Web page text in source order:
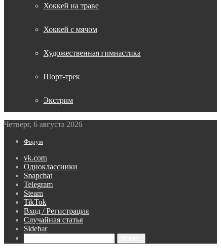
Хоккей на траве
Хоккей с мячом
Художественная гимнастика
Шорт-трек
Экстрим
Четверг, 6 августа 2026
Форум
vk.com
Одноклассники
Snapchat
Telegram
Steam
TikTok
Вход / Регистрация
Случайная статья
Sidebar